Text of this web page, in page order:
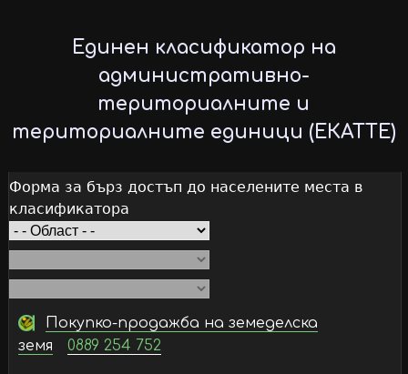
to
main
content
Единен класификатор на
административно-
териториалните и
териториалните единици (ЕКАТТЕ)
Форма за бърз достъп до населените места в
класификатора
Покупко-продажба на земеделска
земя
0889 254 752